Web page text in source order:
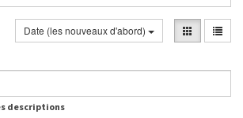
Date (les nouveaux d'abord)
descriptions